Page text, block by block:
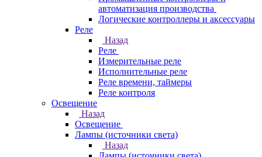
автоматизация производства
Логические контроллеры и аксессуары
Реле
Назад
Реле
Измерительные реле
Исполнительные реле
Реле времени, таймеры
Реле контроля
Освещение
Назад
Освещение
Лампы (источники света)
Назад